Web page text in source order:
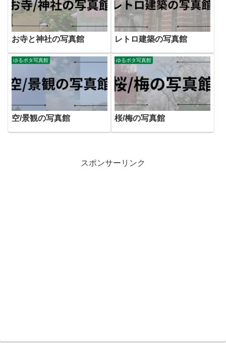
お寺と神社の写真館 レトロ建築の写真館
ゆるポタ写真館
空/景観の写真館
ゆるポタ写真館
桜/梅の写真館
スポンサーリンク